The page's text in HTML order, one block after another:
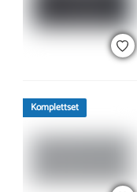
Komplettset